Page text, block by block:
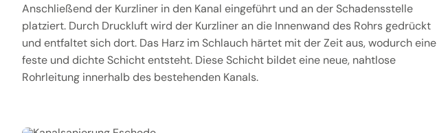
Anschließend der Kurzliner in den Kanal eingeführt und an der Schadensstelle
platziert. Durch Druckluft wird der Kurzliner an die Innenwand des Rohrs gedrückt
und entfaltet sich dort. Das Harz im Schlauch härtet mit der Zeit aus, wodurch eine
feste und dichte Schicht entsteht. Diese Schicht bildet eine neue, nahtlose
Rohrleitung innerhalb des bestehenden Kanals.